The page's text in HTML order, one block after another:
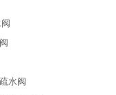
水阀